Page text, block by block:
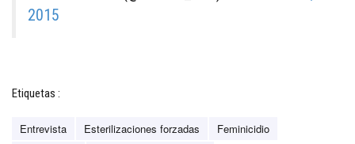
2015
Etiquetas :
Entrevista Esterilizaciones forzadas
Feminicidio